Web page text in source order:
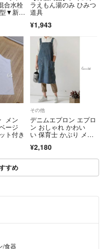
合水栓
▼新
ラえもん湯のみ ひみつ
道具
¥1,943
メン
ージ
ト付き
その他
デニムエプロン エプロ
ン おしゃれ かわい
い 保育士 かぶり メン
¥2,180
すめ
/食器